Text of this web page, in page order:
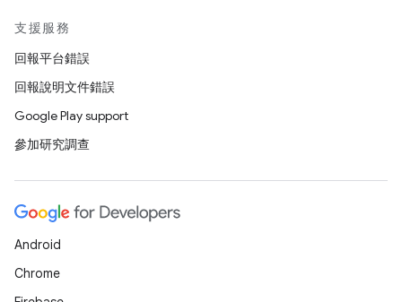
支援服務
回報平台錯誤
回報說明文件錯誤
Google Play support
參加研究調查
Android
Chrome